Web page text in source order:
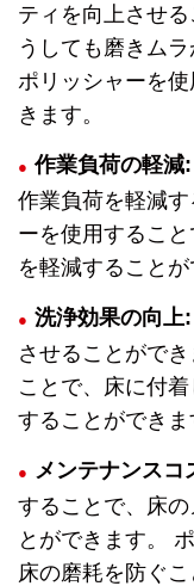
ティを向上させ
うしても磨きム
ポリッシャーを
きます。
作業負荷の軽減:
作業負荷を軽減
ーを使用するこ
を軽減することが
洗浄効果の向上:
させることがで
ことで、床に付
することができま
メンテナンスコ
することで、床
とができます。
床の磨耗を防ぐ